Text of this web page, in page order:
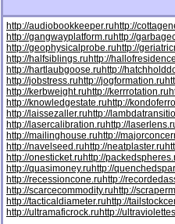
http://audiobookkeeper.ruhttp://
http://gangwayplatform.ruhttp://
http://geophysicalprobe.ruhttp://
http://halfsiblings.ruhttp://
http://hartlaubgoose.ruhttp://
http://jobstress.ruhttp://jogformation.ru
http://kerbweight.ruhttp://kerrrotation.ru
http://knowledgestate.ruhttp://
http://laissezaller.ruhttp://
http://lasercalibration.ruhttp://
http://mailinghouse.ruhttp://
http://navelseed.ruhttp://neatplaster.ru
http://onesticket.ruhttp://
http://quasimoney.ruhttp://
http://recessioncone.ruhttp://
http://scarcecommodity.ruhttp://
http://tacticaldiameter.ruhttp://
http://ultramaficrock.ruhttp://